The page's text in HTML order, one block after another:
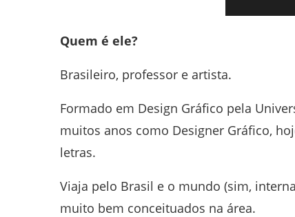
Quem é ele?
Brasileiro, professor e artista.
Formado em Design Gráfico pela
muitos anos como Designer Gráfico,
letras.
Viaja pelo Brasil e o mundo (sim,
muito bem conceituados na área.